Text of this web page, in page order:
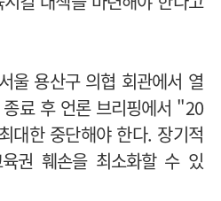
울 용산구 의협 회관에서 열
료 후 언론 브리핑에서 "20
대한 중단해야 한다. 장기적
권 훼손을 최소화할 수 있